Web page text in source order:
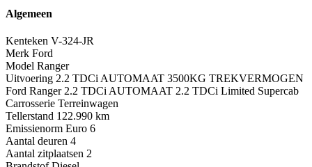
Algemeen
Kenteken V-324-JR
Merk Ford
Model Ranger
Uitvoering 2.2 TDCi AUTOMAAT 3500KG TREKVERMOGEN
Ford Ranger 2.2 TDCi AUTOMAAT 2.2 TDCi Limited Supercab
Carrosserie Terreinwagen
Tellerstand 122.990 km
Emissienorm Euro 6
Aantal deuren 4
Aantal zitplaatsen 2